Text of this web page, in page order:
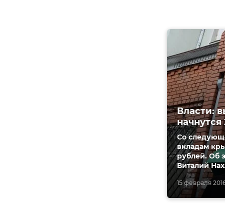
15 февраля
Власти:
Со
вкладам
рублей. Об
Виталий